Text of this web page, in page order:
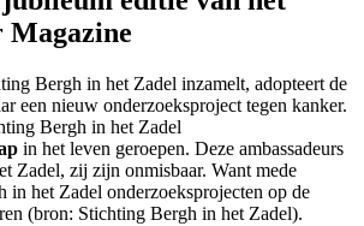
Magazine
Bergh in het Zadel inzamelt, adopteert de
een nieuw onderzoeksproject tegen kanker.
Bergh in het Zadel
in het leven geroepen. Deze ambassadeurs
Zadel, zij zijn onmisbaar. Want mede
in het Zadel onderzoeksprojecten op de
(bron: Stichting Bergh in het Zadel).